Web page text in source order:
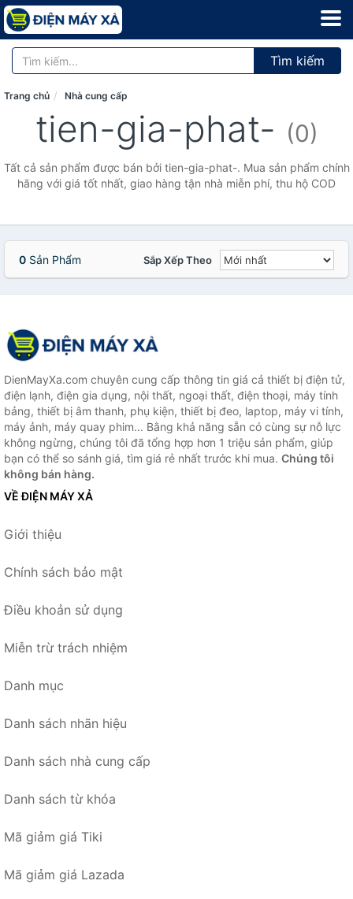
Tìm kiếm
Trang chủ Nhà cung cấp
tien-gia-phat- (0)
Tất cả sản phẩm được bán bởi tien-gia-phat-. Mua sản phẩm chính
hãng với giá tốt nhất, giao hàng tận nhà miễn phí, thu hộ COD
0 Sản Phẩm Sắp Xếp Theo
DienMayXa.com chuyên cung cấp thông tin giá cả thiết bị điện tử,
điện lạnh, điện gia dụng, nội thất, ngoại thất, điện thoại, máy tính
bảng, thiết bị âm thanh, phụ kiện, thiết bị đeo, laptop, máy vi tính,
máy ảnh, máy quay phim... Bằng khả năng sẵn có cùng sự nỗ lực
không ngừng, chúng tôi đã tổng hợp hơn 1 triệu sản phẩm, giúp
bạn có thể so sánh giá, tìm giá rẻ nhất trước khi mua. Chúng tôi
không bán hàng.
VỀ ĐIỆN MÁY XẢ
Giới thiệu
Chính sách bảo mật
Điều khoản sử dụng
Miễn trừ trách nhiệm
Danh mục
Danh sách nhãn hiệu
Danh sách nhà cung cấp
Danh sách từ khóa
Mã giảm giá Tiki
Mã giảm giá Lazada